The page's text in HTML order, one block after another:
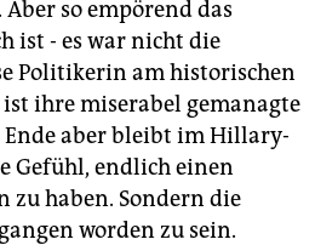
so empörend das
ist - es war nicht die
Politikerin am historischen
ihre miserabel gemanagte
Ende aber bleibt im Hillary-
Gefühl, endlich einen
zu haben. Sondern die
worden zu sein.